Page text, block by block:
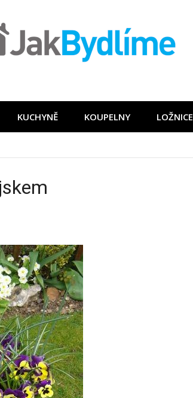
KUCHYNĚ KOUPELNY LOŽNICE